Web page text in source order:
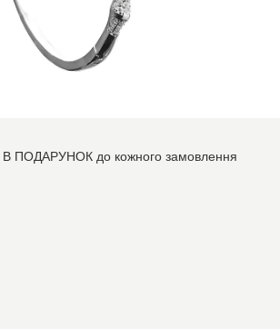
ПОДАРУНОК до кожного замовлення